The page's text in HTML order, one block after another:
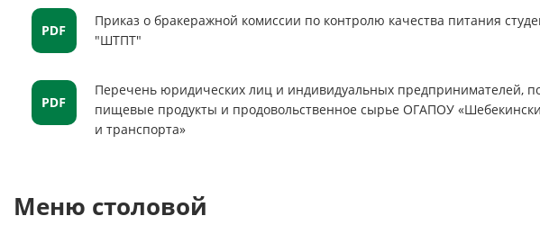
Приказ о бракеражной комиссии по контролю качества питания
"ШТПТ"
Перечень юридических лиц и индивидуальных предпринимателей,
пищевые продукты и продовольственное сырье ОГАПОУ
и транспорта»
Меню столовой